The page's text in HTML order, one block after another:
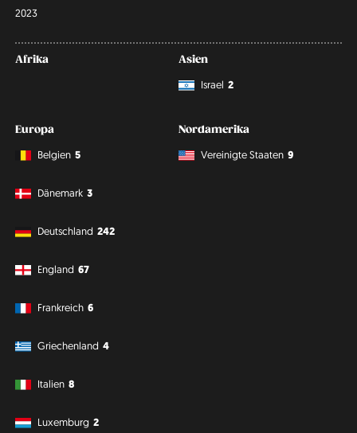
2023
Afrika
Asien
Israel 2
Europa
Belgien 5
Dänemark 3
Deutschland 242
England 67
Frankreich 6
Griechenland 4
Italien 8
Luxemburg 2
Nordamerika
Vereinigte Staaten 9